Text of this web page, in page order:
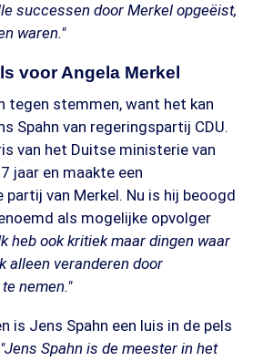
successen door Merkel opgeëist,
waren."
voor Angela Merkel
tegen stemmen, want het kan
Spahn van regeringspartij CDU.
van het Duitse ministerie van
jaar en maakte een
partij van Merkel. Nu is hij beoogd
als mogelijke opvolger
heb ook kritiek maar dingen waar
alleen veranderen door
nemen."
is Jens Spahn een luis in de pels
"Jens Spahn is de meester in het